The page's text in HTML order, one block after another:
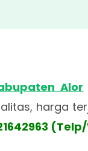
Alor
harga